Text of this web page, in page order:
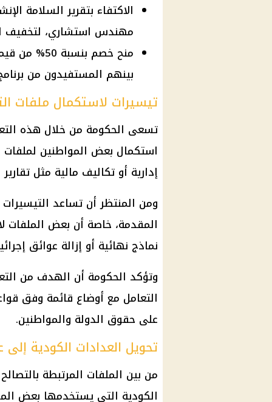
الاكتفاء بتقرير السلامة
مهندس استشاري، لتخفيف
منح خصم
بينهم المستفيدون من
تيسيرات لاستكمال ملفات
تسعى الحكومة من خلال هذه
استكمال بعض المواطنين لملفات
إدارية أو تكاليف مالية مثل
ومن المنتظر أن تساعد
المقدمة، خاصة أن بعض الملفات
نماذج نهائية أو إزالة عوائق
وتؤكد الحكومة أن الهدف من
التعامل مع أوضاع قائمة وفق
على حقوق الدولة والمواطنين.
تحويل العدادات الكودية إلى
من بين الملفات المرتبطة
الكودية التي يستخدمها بعض